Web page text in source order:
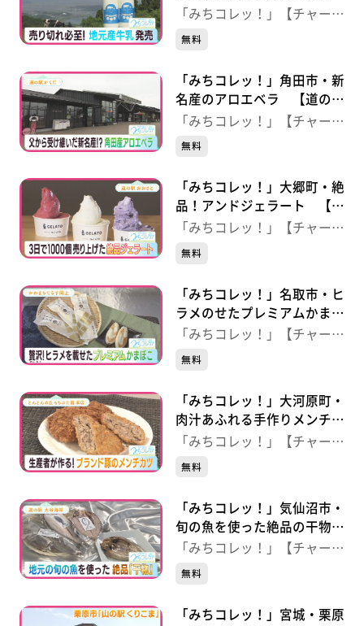
密とは・・・？【道の駅 上
「みちコレッ！」【チャー
ジ！】
無料
「みちコレッ！」角田市・新
名産のアロエベラ 【道の駅
かくだ】
「みちコレッ！」【チャー
ジ！】
無料
「みちコレッ！」大郷町・絶
品！アンドジェラート 【道
の駅おおさと】
「みちコレッ！」【チャー
ジ！】
無料
「みちコレッ！」名取市・ヒ
ラメのせたプレミアムかまぼ
こ 【かわまちてらす閖上】
「みちコレッ！」【チャー
ジ！】
無料
「みちコレッ！」大河原町・
肉汁あふれる手作りメンチカ
ツ 【とんとんの丘もちぶた
「みちコレッ！」【チャー
ジ！】
無料
「みちコレッ！」気仙沼市・
旬の魚を使った絶品の干物
【道の駅 大谷海岸】
「みちコレッ！」【チャー
ジ！】
無料
「みちコレッ！」宮城・栗原